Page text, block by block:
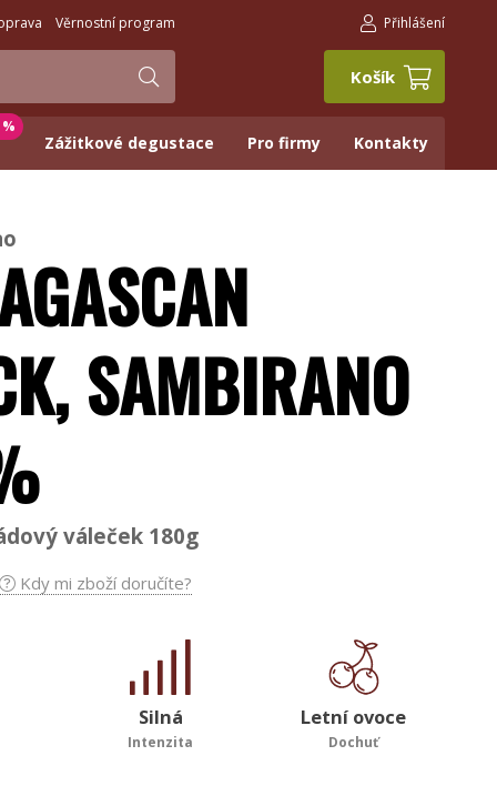
Věrnostní program Přihlášení
Košík
Zážitkové degustace Pro firmy Kontakty
SAMBIRANO
váleček 180g
Kdy mi zboží doručíte?
Silná
Intenzita
Letní ovoce
Dochuť